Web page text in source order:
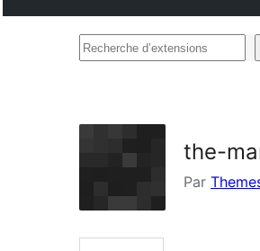
Recherche
the-
Par